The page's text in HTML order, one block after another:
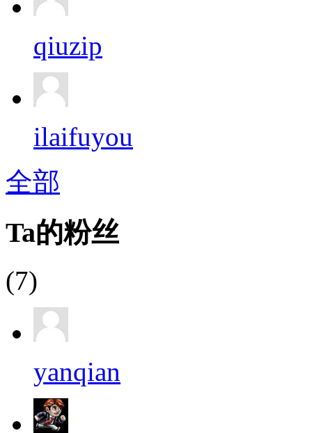
qiuzip
ilaifuyou
全部
Ta的粉丝
(7)
yanqian